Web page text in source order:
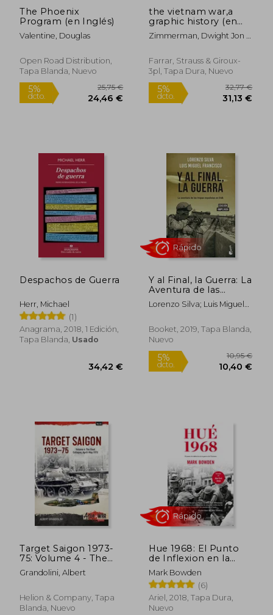
The Phoenix
Program (en Inglés)
Valentine, Douglas
Open Road Distribution,
Tapa Blanda, Nuevo
5%
dcto.
the vietnam war,a
graphic history (en
Inglés)
Zimmerman, Dwight Jon ;
Chuck
Farrar, Strauss & Giroux-
3pl, Tapa Dura, Nuevo
5%
dcto.
Despachos de Guerra
Herr, Michael
(1)
Anagrama, 2018, 1 Edición,
Tapa Blanda, Usado
34,42 €
Y al Final, la Guerra: La
Aventura de las
Tropas Españolas en
Irak
Lorenzo Silva; Luis Miguel
Booket, 2019, Tapa Blanda,
Nuevo
5%
dcto.
Target Saigon 1973-
75: Volume 4 - The
Final Collapse, April-
May 1975 (en Inglés)
Grandolini, Albert
Helion & Company, Tapa
Blanda, Nuevo
Hue 1968: El Punto
de Inflexion en la
Guerra del Vietnam
Mark Bowden
(6)
Ariel, 2018, Tapa Dura,
Nuevo